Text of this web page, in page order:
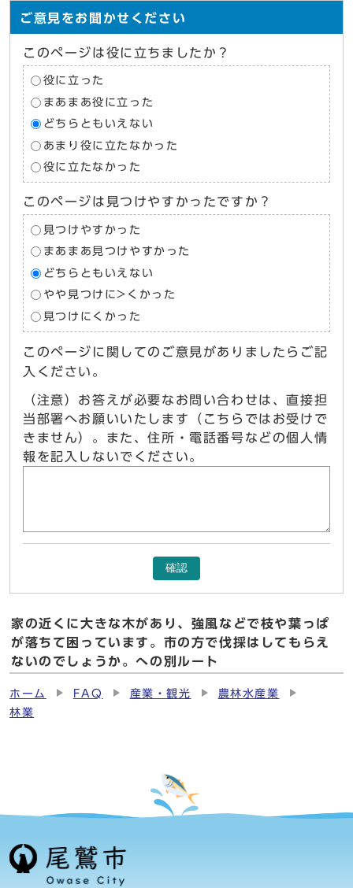
ご意見をお聞かせください
このページは役に立ちましたか？
役に立った
まあまあ役に立った
どちらともいえない
あまり役に立たなかった
役に立たなかった
このページは見つけやすかったですか？
見つけやすかった
まあまあ見つけやすかった
どちらともいえない
やや見つけに>くかった
見つけにくかった
このページに関してのご意見がありましたらご記
入ください。
（注意）お答えが必要なお問い合わせは、直接担
当部署へお願いいたします（こちらではお受けで
きません）。また、住所・電話番号などの個人情
報を記入しないでください。
確認
家の近くに大きな木があり、強風などで枝や葉っぱ
が落ちて困っています。市の方で伐採はしてもらえ
ないのでしょうか。への別ルート
ホーム FAQ 産業・観光
農林水産業
林業